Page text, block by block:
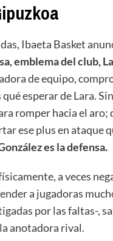
Ibaeta Basket
emblema del club,
de equipo,
qué esperar de Lara.
romper hacia el
ese plus en ataque
es la defensa.
a veces
a jugadoras
por las faltas-,
anotadora rival.